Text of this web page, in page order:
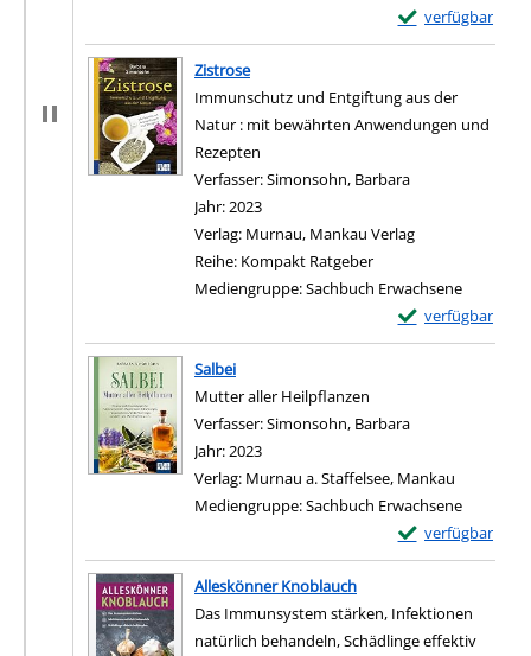
verfügbar
Exemplar-Details
Zistrose
Immunschutz und Entgiftung aus der
Natur : mit bewährten Anwendungen und
Rezepten
Verfasser:Simonsohn, Barbara
Jahr:2023
Verlag: Murnau, Mankau Verlag
Reihe: Kompakt Ratgeber
Mediengruppe:Sachbuch Erwachsene
verfügbar
Exemplar-Details
Salbei
Mutter aller Heilpflanzen
Verfasser:Simonsohn, Barbara
Jahr:2023
Verlag: Murnau a. Staffelsee, Mankau
Mediengruppe:Sachbuch Erwachsene
verfügbar
Exemplar-Details
Alleskönner Knoblauch
Das Immunsystem stärken, Infektionen
natürlich behandeln, Schädlinge effektiv